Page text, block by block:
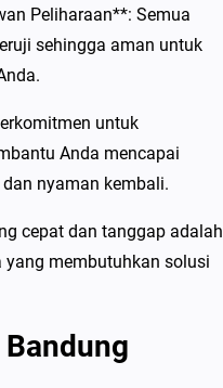
Peliharaan**: Semua
sehingga aman untuk
untuk
Anda mencapai
nyaman kembali.
cepat dan tanggap adalah
membutuhkan solusi